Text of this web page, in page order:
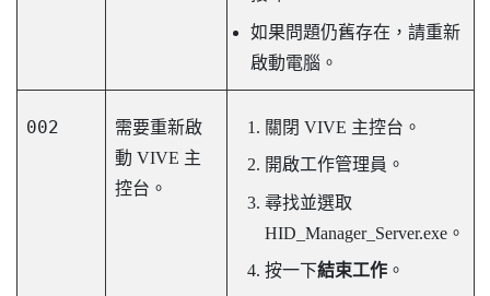
如果問題仍舊存在，請重新
啟動電腦。
002
需要重新啟
動 VIVE 主
控台 。
關閉 VIVE 主控台 。
開啟工作管理員。
尋找並選取
HID_Manager_Server.exe。
按一下結束工作。